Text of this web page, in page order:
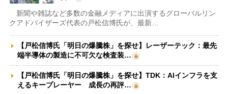
新聞や雑誌など多数の金融メディアに出演するグローバルリン
クアドバイザーズ代表の戸松信博氏が、最新…
【戸松信博氏「明日の爆騰株」を探せ】レーザーテック：最先
端半導体の製造に不可欠な検査装…
【戸松信博氏「明日の爆騰株」を探せ】TDK：AIインフラを支
えるキープレーヤー 成長の再評…